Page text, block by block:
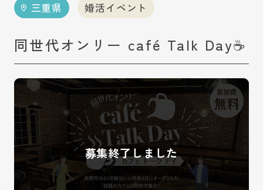
三重県 婚活イベント
同世代オンリー café Talk Day☕